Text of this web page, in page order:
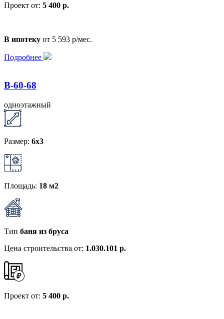
Проект от: 5 400 р.
В ипотеку от 5 593 р/мес.
Подробнее
B-60-68
одноэтажный
Размер: 6x3
Площадь: 18 м2
Тип баня из бруса
Цена строительства от: 1.030.101 р.
Проект от: 5 400 р.